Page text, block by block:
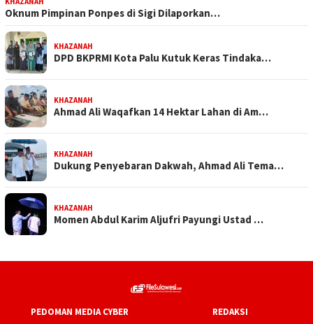
Oknum Pimpinan Ponpes di Sigi Dilaporkan…
KHAZANAH
DPD BKPRMI Kota Palu Kutuk Keras Tindaka…
KHAZANAH
Ahmad Ali Waqafkan 14 Hektar Lahan di Am…
KHAZANAH
Dukung Penyebaran Dakwah, Ahmad Ali Tema…
KHAZANAH
Momen Abdul Karim Aljufri Payungi Ustad …
PEDOMAN MEDIA CYBER REDAKSI